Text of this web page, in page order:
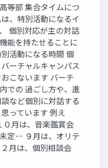
等部 集合タイムにつ
、特別活動になるイ
個別対応が主の対話
能を持たせることに
活動になる時間 個
ーチャルキャンパス
こないます バーチ
での 過ごし方や、進
など個別に対話する
っています 例え
０月は、音楽鑑賞会
定… ９月は、オリテ
月は、個別相談会